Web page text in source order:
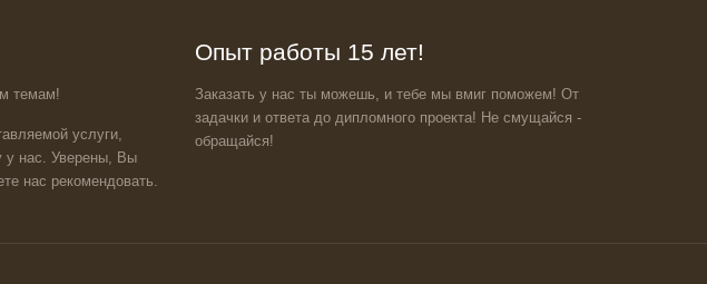
темам!
услуги,
у нас. Уверены, Вы
нас рекомендовать.
Опыт работы 15 лет!
Заказать у нас ты можешь, и тебе мы вмиг поможем! От
задачки и ответа до дипломного проекта! Не смущайся -
обращайся!